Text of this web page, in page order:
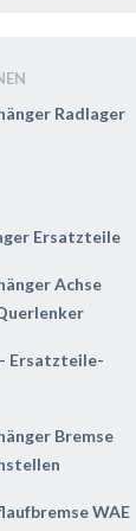
Radlager
Ersatzteile
Achse
Ersatzteile-
Bremse
WAE